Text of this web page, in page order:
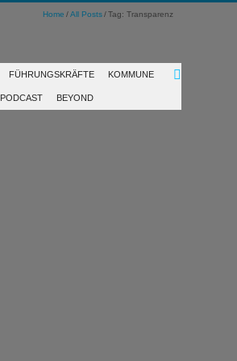
Home All Posts Tag: Transparenz
FÜHRUNGSKRÄFTE KOMMUNE
PODCAST BEYOND